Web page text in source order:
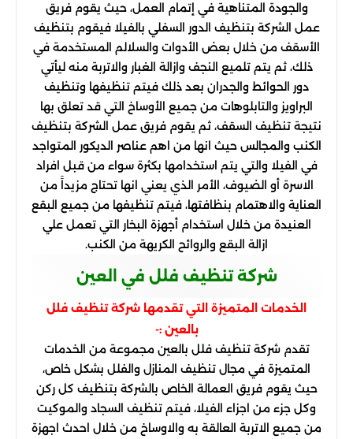
والجودة المتناهية في إتمام العمل، حيث يقوم فريق
عمل الشركة بتنظيف الدور السفلي بالفيلا فيقوم بتنظيف
الأسقف من خلال بعض الأدوات والسلالم المستخدمة في
ذلك، ثم يتم تلميع النجف وازالة الغبار والاتربة منه ليأتي
دور الحوائط والجدران بعد ذلك فيتم تنظيفها وتنظيف
البراويز والتابلوهات من جميع الأوساخ التي قد تعلق بها
نتيجة تنظيف السقف، ثم يقوم فريق عمل الشركة بتنظيف
الكنب والمجالس حيث انها من اهم عناصر الديكور المتواجد
في الفيلا والتي يتم استخدامها بكثرة سواء من قبل افراد
الاسرة أو الضيوف، الأمر الذي يعني انها تحتاج مزيداََ من
العناية والاهتمام بنظافتها، فيتم تنظيفها من جميع البقع
العنيدة من خلال استخدام أجهزة البخار التي تعمل علي
ازالة البقع والروائح الكريهة من الكنب.
شركة تنظيف فلل في العين
الخدمات المتميزة التي تقدمها شركة تنظيف فلل
بالعين :-
تقدم شركة تنظيف فلل بالعين مجموعة من الخدمات
المتميزة في مجال تنظيف المنازل والفلل بشكل خاص،
حيث يقوم فريق العمالة الخاص بالشركة بتنظيف كل ركن
وكل جزء من اجزاء الفيلا، فيتم تنظيف السجاد والموكيت
من جميع الاتربة العالقة به والاوساخ من خلال احدث اجهزة